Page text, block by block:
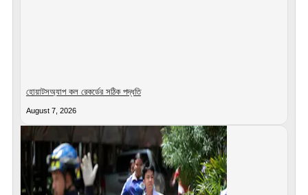
হোয়াটসঅ্যাপ কল রেকর্ডের সঠিক পদ্ধতি
August 7, 2026